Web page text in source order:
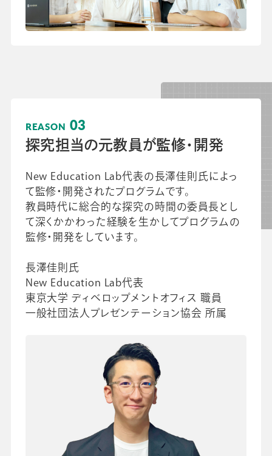
REASON 03
探究担当の元教員が監修・開発
New Education Lab代表の長澤佳則氏によっ
て監修・開発されたプログラムです。
教員時代に総合的な探究の時間の委員長とし
て深くかかわった経験を生かしてプログラムの
監修・開発をしています。
長澤佳則氏
New Education Lab代表
東京大学 ディベロップメントオフィス 職員
一般社団法人プレゼンテーション協会 所属